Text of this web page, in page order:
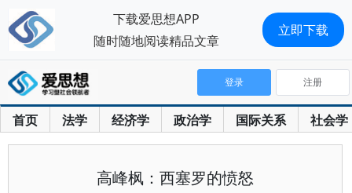
首页 法学 经济学 政治学 国际关系 社会学
登录 注册
高峰枫：西塞罗的愤怒
下载爱思想APP
随时随地阅读精品文章
立即下载